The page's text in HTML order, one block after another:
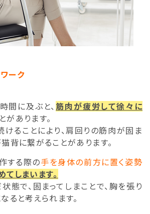
ーク
間に及ぶと、筋肉が疲労して徐々に
があります。
けることにより、肩回りの筋肉が固ま
背に繋がることがあります。
する際の手を身体の前方に置く姿勢
しまいます。
態で、固まってしまことで、胸を張り
ると考えられます。